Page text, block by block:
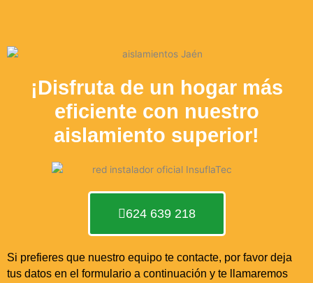
¡Disfruta de un hogar más
eficiente con nuestro
aislamiento superior!
624 639 218
Si prefieres que nuestro equipo te contacte, por favor deja
tus datos en el formulario a continuación y te llamaremos